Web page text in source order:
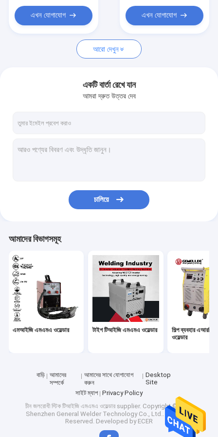
এখন যোগাযোগ এখন যোগাযোগ
আরো দেখুন
একটি বার্তা রেখে যান
আমরা দ্রুত উত্তর দেব
চালিয়ে
আমাদের বিভাগসমূহ
এমআইজি এমএমএ ওয়েল্ডার টাইগ টিআইজি এমএমএ ওয়েল্ডার
শিল্প ব্যবহার এআরসি
ওয়েল্ডার
বাড়ি
আমাদের
সম্পর্কে
আমাদের সাথে যোগাযোগ
করুন
Desktop
Site
সাইট ম্যাপ
Privacy Policy
চীন জলরোধী স্টিক টিআইজি এমএমএ ওয়েল্ডার supplier. Copyright © 2026
Shenzhen General Welder Technology Co., Ltd.. All Rights
Reserved. Developed by ECER